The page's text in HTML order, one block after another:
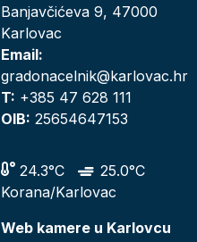
Banjavčićeva 9, 47000
Karlovac
Email:
gradonacelnik@karlovac.hr
T: +385 47 628 111
OIB: 25654647153
24.3°C
25.0°C
Korana/Karlovac
Web kamere u Karlovcu